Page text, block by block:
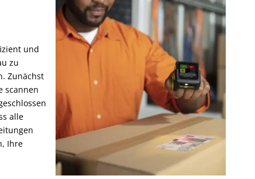
und
zu
Zunächst
scannen
alle
Ihre